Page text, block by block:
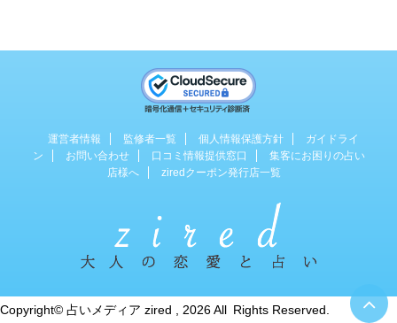
運営者情報 監修者一覧 個人情報保護方針
ガイドライ
ン
お問い合わせ 口コミ情報提供窓口
集客にお困りの占い
店様へ
ziredクーポン発行店一覧
占い専門のWebマガジン
Copyright© 占いメディア zired , 2026 All Rights Reserved.